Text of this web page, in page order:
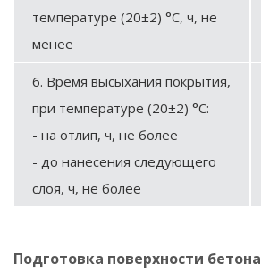
температуре (20±2) °С, ч, не
менее
6. Время высыхания покрытия,
при температуре (20±2) °С:
- на отлип, ч, не более
- до нанесения следующего
слоя, ч, не более
Подготовка поверхности бетона